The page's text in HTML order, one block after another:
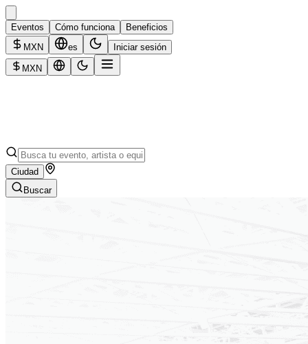
Eventos Cómo funciona
Beneficios
MXN
es Iniciar sesión
MXN
Ciudad
Buscar